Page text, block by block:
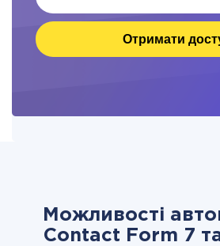
Отримати
Можливості
Contact Form 7